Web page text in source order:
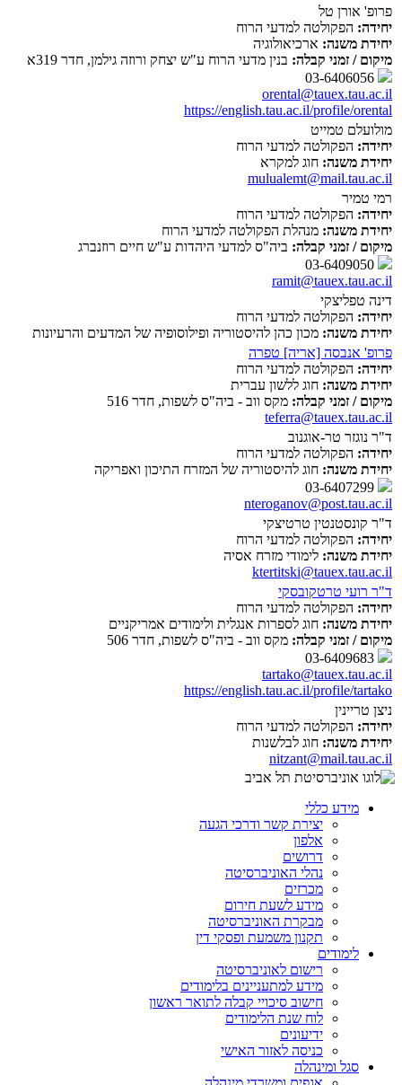
פרופ' אורן טל
יחידה: הפקולטה למדעי הרוח
יחידת משנה: ארכיאולוגיה
מיקום / זמני קבלה: בנין מדעי הרוח ע"ש יצחק ורוזה גילמן, חדר 319א
orental@tauex.tau.ac.il
https://english.tau.ac.il/profile/orental
מולועלם טמייט
יחידה: הפקולטה למדעי הרוח
יחידת משנה: חוג למקרא
mulualemt@mail.tau.ac.il
רמי טמיר
יחידה: הפקולטה למדעי הרוח
יחידת משנה: מנהלת הפקולטה למדעי הרוח
מיקום / זמני קבלה: ביה"ס למדעי היהדות ע"ש חיים רוזנברג
ramit@tauex.tau.ac.il
דינה טפליצקי
יחידה: הפקולטה למדעי הרוח
יחידת משנה: מכון כהן להיסטוריה ופילוסופיה של המדעים והרעיונות
פרופ' אנבסה [אריה] טפרה
יחידה: הפקולטה למדעי הרוח
יחידת משנה: חוג ללשון עברית
מיקום / זמני קבלה: מקס ווב - ביה"ס לשפות, חדר 516
teferra@tauex.tau.ac.il
ד"ר נוגזר טר-אוגנוב
יחידה: הפקולטה למדעי הרוח
יחידת משנה: חוג להיסטוריה של המזרח התיכון ואפריקה
nteroganov@post.tau.ac.il
ד"ר קונסטנטין טרטיצקי
יחידה: הפקולטה למדעי הרוח
יחידת משנה: לימודי מזרח אסיה
ktertitski@tauex.tau.ac.il
ד"ר רועי טרטקובסקי
יחידה: הפקולטה למדעי הרוח
יחידת משנה: חוג לספרות אנגלית ולימודים אמריקניים
מיקום / זמני קבלה: מקס ווב - ביה"ס לשפות, חדר 506
tartako@tauex.tau.ac.il
https://english.tau.ac.il/profile/tartako
ניצן טריינין
יחידה: הפקולטה למדעי הרוח
יחידת משנה: חוג לבלשנות
nitzant@mail.tau.ac.il
מידע כללי
יצירת קשר ודרכי הגעה
אלפון
דרושים
נהלי האוניברסיטה
מכרזים
מידע לשעת חירום
מבקרת האוניברסיטה
תקנון משמעת ופסקי דין
לימודים
רישום לאוניברסיטה
מידע למתעניינים בלימודים
חישוב סיכויי קבלה לתואר ראשון
לוח שנת הלימודים
ידיעונים
כניסה לאזור האישי
סגל ומינהלה